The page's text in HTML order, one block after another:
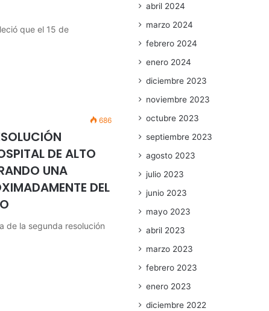
que el 15 de
686
DE ALTO
UNA
DEL
de la segunda resolución
abril 2024
marzo 2024
febrero 2024
enero 2024
diciembre 2023
noviembre 2023
octubre 2023
septiembre 2023
agosto 2023
julio 2023
junio 2023
mayo 2023
abril 2023
marzo 2023
febrero 2023
enero 2023
diciembre 2022